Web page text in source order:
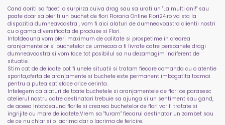
Cand doriti sa faceti o surpirza cuiva drag sau sa urati un "La multi ani!" sau
poate doar sa oferiti un buchet de flori Floraria Online Flori24.ro va sta la
dispozitia dumneavoastra , vom fi aici alaturi de dumneavoastra clientii nostri
cu o gama diversificata de produse si Flori.
Intotdeauna vom oferi maximum de calitate si prospetime in crearea
aranjamentelor si buchetelor ce urmeaza a fi livrate catre persoanele dragi
dumneavoastra si vom face tot posibilul sa nu dezamagim indiferent de
situatie.
Stim cat de delicate pot fi unele situatii si tratam fiecare comanda cu o atentie
sporita,oferta de aranjamente si buchete este permanent imbogatita tocmai
pentru a putea satisface orice cerinta.
Intelegem ca alaturi de toate buchetele si aranjamentele de flori ce parasesc
atelierul nostru catre destinatari trebuie sa ajunga si un sentiment sau gand,
de aceea intotdeauna florile si crearea buchetelor de flori vor fi tratate si
ingrijite cu mare delicatete.Vrem sa "furam" fiecarui destinatar un zambet sau
de ce nu chiar si o lacrima dar o lacrima de fericire.